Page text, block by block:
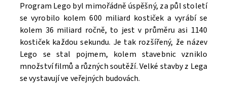
Program Lego byl mimořádně úspěšný, za půl století
se vyrobilo kolem 600 miliard kostiček a vyrábí se
kolem 36 miliard ročně, to jest v průměru asi 1140
kostiček každou sekundu. Je tak rozšířený, že název
Lego se stal pojmem, kolem stavebnic vzniklo
množství filmů a různých soutěží. Velké stavby z Lega
se vystavují ve veřejných budovách.